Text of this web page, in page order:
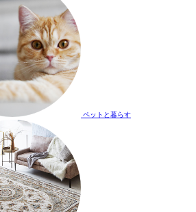
ペットと暮らす